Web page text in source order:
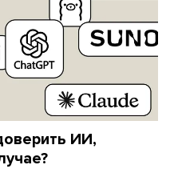
ИИ,